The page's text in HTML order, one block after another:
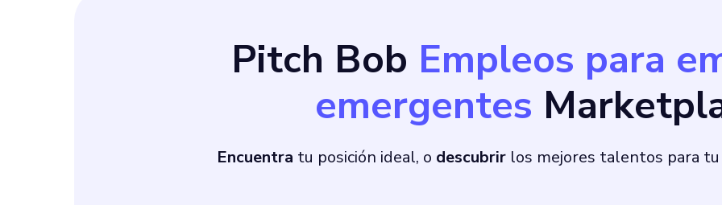
entregar documentación de
nuestros clientes. Responsabilidades: 1. Revise y
perfeccione la documentación
Pitch Bob Empleos para
emergentes
Encuentra tu posición ideal, o descubrirlos mejores talentos para